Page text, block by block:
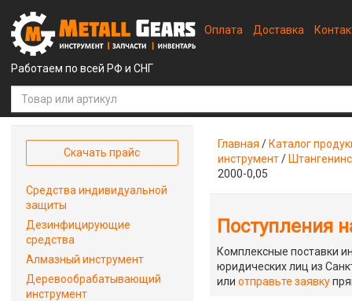
Работаем по всей РФ и СНГ
Оплата Доставка
Главная / Каталог
инструмент/
2000-0,05
Поступления
Комплексные поставки
юридических лиц из
илиотправьте заявку
Скачать прайс
Средства индивидуальной
защиты
Дезинфицирующие
средства
Алмазный инструмент
Деревообрабатывающий
инструмент